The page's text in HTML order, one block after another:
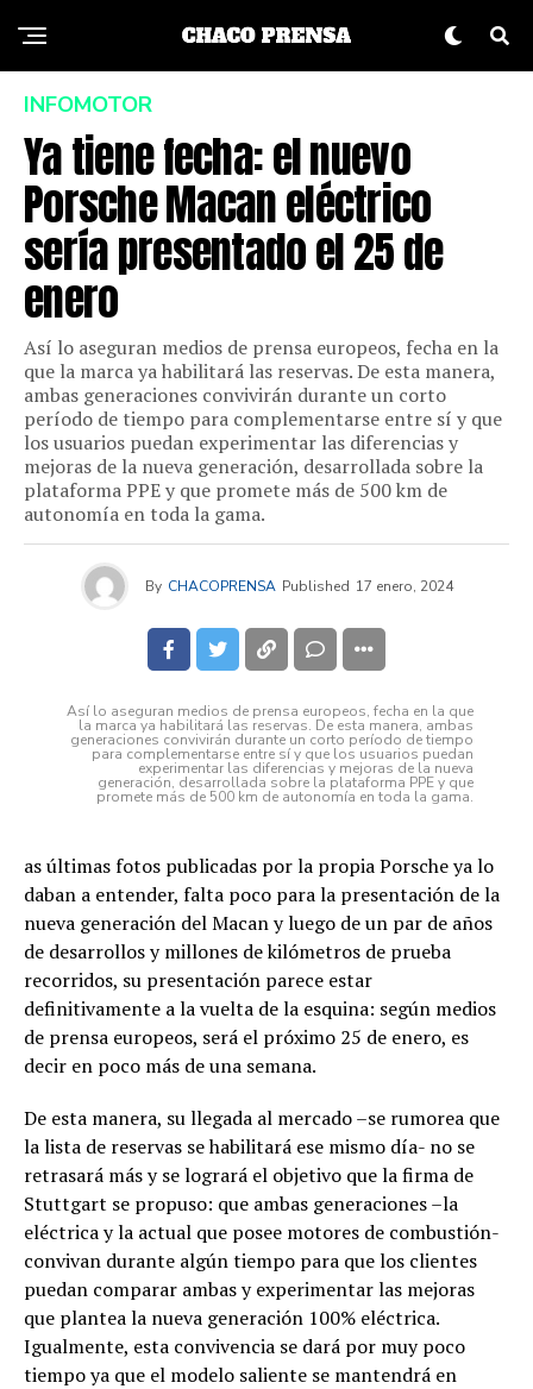
INFOMOTOR
Ya tiene fecha: el nuevo
Porsche Macan eléctrico
sería presentado el 25 de
enero
Así lo aseguran medios de prensa europeos, fecha en la
que la marca ya habilitará las reservas. De esta manera,
ambas generaciones convivirán durante un corto
período de tiempo para complementarse entre sí y que
los usuarios puedan experimentar las diferencias y
mejoras de la nueva generación, desarrollada sobre la
plataforma PPE y que promete más de 500 km de
autonomía en toda la gama.
By CHACOPRENSA Published 17 enero, 2024
Así lo aseguran medios de prensa europeos, fecha en la que
la marca ya habilitará las reservas. De esta manera, ambas
generaciones convivirán durante un corto período de tiempo
para complementarse entre sí y que los usuarios puedan
experimentar las diferencias y mejoras de la nueva
generación, desarrollada sobre la plataforma PPE y que
promete más de 500 km de autonomía en toda la gama.
as últimas fotos publicadas por la propia Porsche ya lo
daban a entender, falta poco para la presentación de la
nueva generación del Macan y luego de un par de años
de desarrollos y millones de kilómetros de prueba
recorridos, su presentación parece estar
definitivamente a la vuelta de la esquina: según medios
de prensa europeos, será el próximo 25 de enero, es
decir en poco más de una semana.
De esta manera, su llegada al mercado –se rumorea que
la lista de reservas se habilitará ese mismo día- no se
retrasará más y se logrará el objetivo que la firma de
Stuttgart se propuso: que ambas generaciones –la
eléctrica y la actual que posee motores de combustión-
convivan durante algún tiempo para que los clientes
puedan comparar ambas y experimentar las mejoras
que plantea la nueva generación 100% eléctrica.
Igualmente, esta convivencia se dará por muy poco
tiempo ya que el modelo saliente se mantendrá en